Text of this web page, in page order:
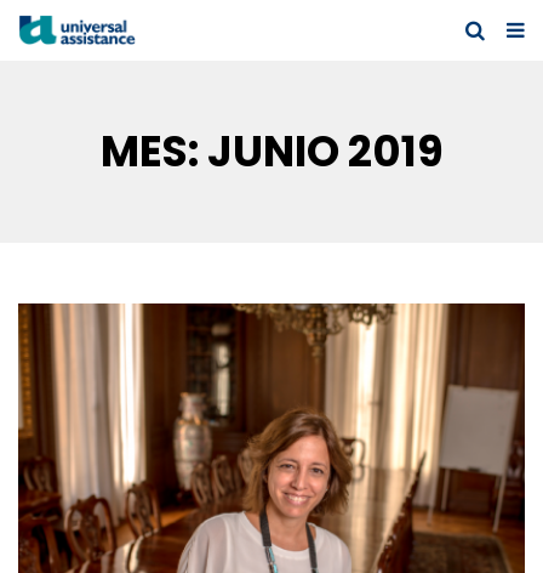
MES:JUNIO 2019